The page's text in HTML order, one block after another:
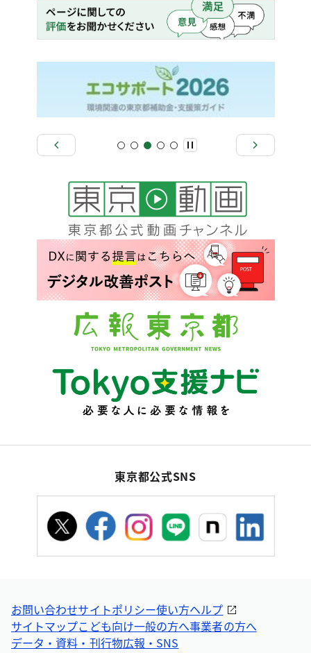
東京都公式SNS
お問い合わせサイトポリシー使い方ヘルプ
サイトマップこども向け一般の方へ事業者の方へ
データ・資料・刊行物広報・SNS